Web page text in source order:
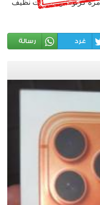
كرتونه وسماعات نظيف
غرد رسالة